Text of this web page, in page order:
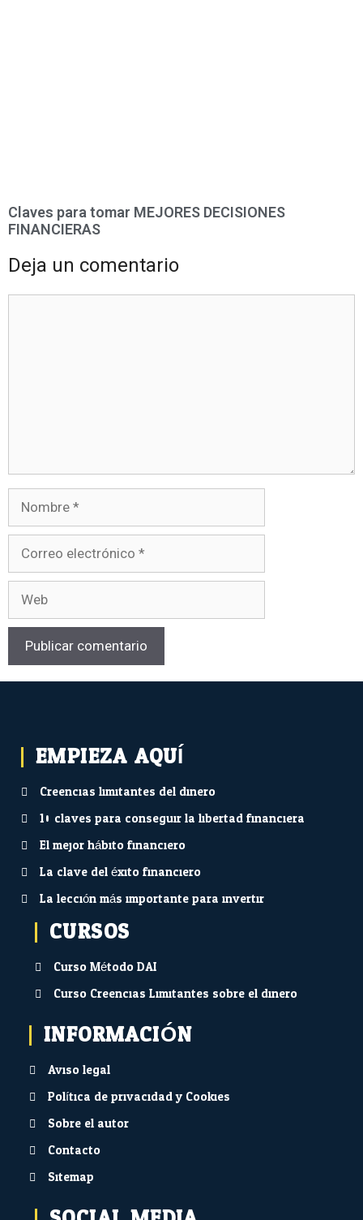
Claves para tomar MEJORES DECISIONES
FINANCIERAS
Deja un comentario
EMPIEZA AQUÍ...
Creencias limitantes del dinero
10 claves para conseguir la libertad financiera
El mejor hábito financiero
La clave del éxito financiero
La lección más importante para invertir
CURSOS
Curso Método DAI
Curso Creencias Limitantes sobre el dinero
INFORMACIÓN
Aviso legal
Política de privacidad y Cookies
Sobre el autor
Contacto
Sitemap